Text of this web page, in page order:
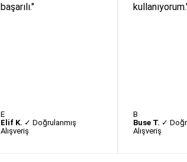
başarılı."
E
Elif K. ✓ Doğrulanmış
Alışveriş
B
Buse T. ✓
Alışveriş